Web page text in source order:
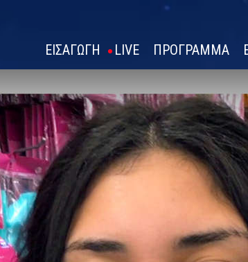
ΕΙΣΑΓΩΓΗ LIVE ΠΡΟΓΡΑΜΜΑ